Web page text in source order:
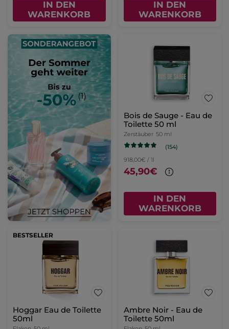
IN DEN
WARENKORB
IN DEN
WARENKORB
Bois de Sauge - Eau de
Toilette 50 ml
Zerstäuber 50 ml
(154)
918,00€ / 1l
45,90€
IN DEN
WARENKORB
BESTSELLER
Hoggar Eau de Toilette
50ml
Ambre Noir - Eau de
Toilette 50ml